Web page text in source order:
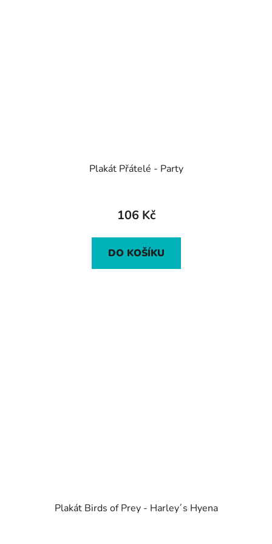
Plakát Přátelé - Party
106 Kč
DO KOŠÍKU
Plakát Birds of Prey - Harley´s Hyena